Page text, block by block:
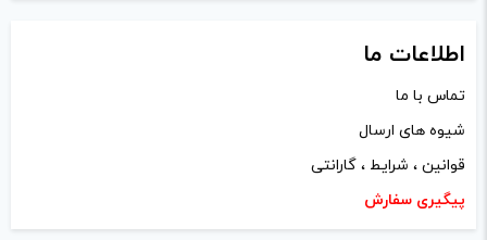
کیفیت ساخت:
کارایی:
امکانات و قابلیت ها:
ک
اطلاعات ما
تماس با ما
شیوه های ارسال
قوانین ، شرایط ، گارانتی
پیگیری سفارش